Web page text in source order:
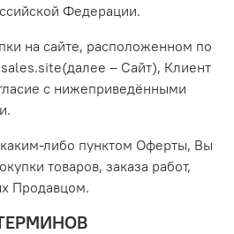
Федерации.
на сайте, расположенном по
– Сайт), Клиент
с нижеприведёнными
либо пунктом Оферты, Вы
товаров, заказа работ,
Продавцом.